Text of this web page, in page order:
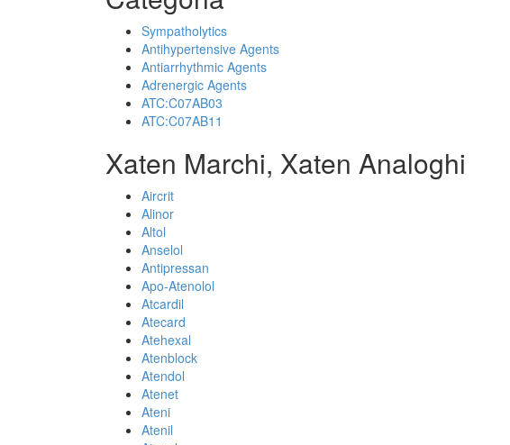
Sympatholytics
Antihypertensive Agents
Antiarrhythmic Agents
Adrenergic Agents
ATC:C07AB03
ATC:C07AB11
Xaten Marchi, Xaten Analoghi
Aircrit
Alinor
Altol
Anselol
Antipressan
Apo-Atenolol
Atcardil
Atecard
Atehexal
Atenblock
Atendol
Atenet
Ateni
Atenil